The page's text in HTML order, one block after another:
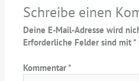
Schreibe einen
Deine E-Mail-Adresse wird
Erforderliche Felder sind mit*
Kommentar*